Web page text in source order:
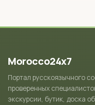
Morocco24x7
Портал русскоязычного
проверенных
экскурсии, бутик, доска